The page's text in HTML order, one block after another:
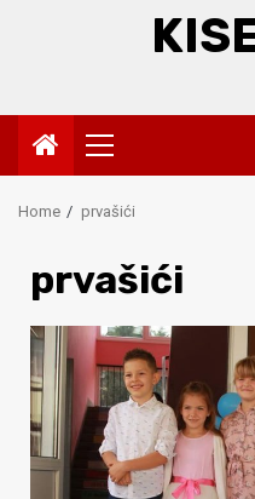
Primary
Menu
Home prvašići
prvašići